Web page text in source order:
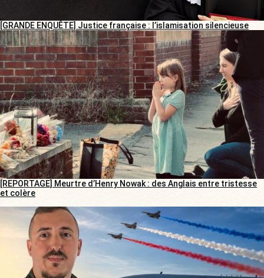
[GRANDE ENQUÊTE] Justice française : l’islamisation silencieuse
[REPORTAGE] Meurtre d’Henry Nowak : des Anglais entre tristesse
et colère